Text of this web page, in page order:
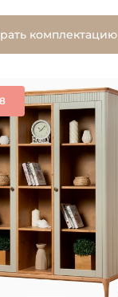
комплектацию